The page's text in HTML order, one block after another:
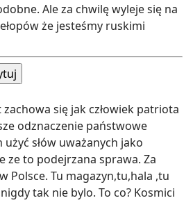
Ale za chwilę wyleje się na
że jesteśmy ruskimi
się jak człowiek patriota
odznaczenie państwowe
słów uważanych jako
ze to podejrzana sprawa. Za
Polsce. Tu magazyn,tu,hala ,tu
tak nie bylo. To co? Kosmici